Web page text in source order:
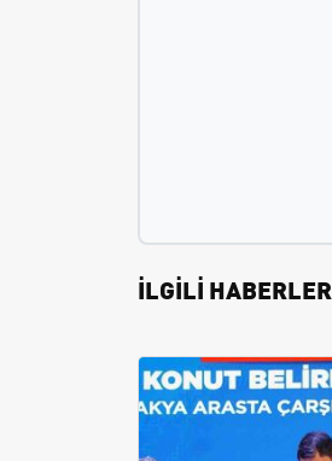
İLGİLİ HABERLER